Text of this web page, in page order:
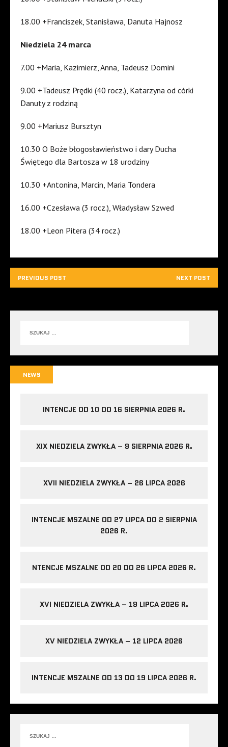
18.00 +Franciszek, Stanisława, Danuta Hajnosz
Niedziela 24 marca
7.00 +Maria, Kazimierz, Anna, Tadeusz Domini
9.00 +Tadeusz Prędki (40 rocz.), Katarzyna od córki
Danuty z rodziną
9.00 +Mariusz Bursztyn
10.30 O Boże błogosławieństwo i dary Ducha
Świętego dla Bartosza w 18 urodziny
10.30 +Antonina, Marcin, Maria Tondera
16.00 +Czesława (3 rocz.), Władysław Szwed
18.00 +Leon Pitera (34 rocz.)
PREVIOUS POST NEXT POST
NEWS
INTENCJE OD 10 DO 16 SIERPNIA 2026 R.
XIX NIEDZIELA ZWYKŁA – 9 SIERPNIA 2026 R.
XVII NIEDZIELA ZWYKŁA – 26 LIPCA 2026
INTENCJE MSZALNE OD 27 LIPCA DO 2 SIERPNIA
2026 R.
NTENCJE MSZALNE OD 20 DO 26 LIPCA 2026 R.
XVI NIEDZIELA ZWYKŁA – 19 LIPCA 2026 R.
XV NIEDZIELA ZWYKŁA – 12 LIPCA 2026
INTENCJE MSZALNE OD 13 DO 19 LIPCA 2026 R.